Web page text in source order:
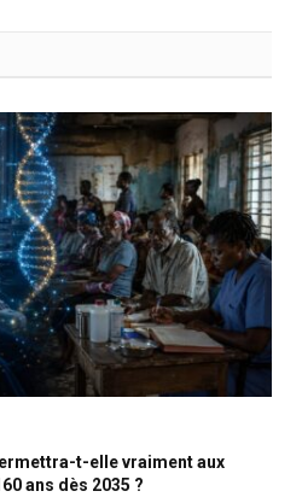
t-elle vraiment aux
ans dès 2035 ?